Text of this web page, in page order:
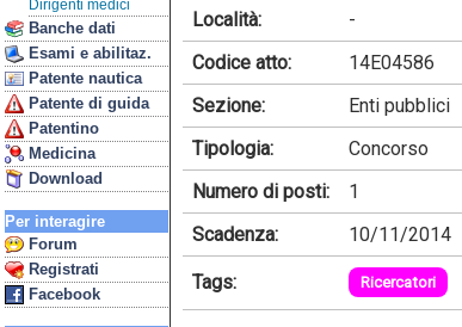
Dirigenti medici
Banche dati
Esami e abilitaz.
Patente nautica
Patente di guida
Patentino
Medicina
Download
Per interagire
Forum
Registrati
Facebook
Località:
-
Codice atto:
14E04586
Sezione:
Enti pubblici
Tipologia:
Concorso
Numero di posti:
1
Scadenza:
10/11/2014
Tags: Ricercatori